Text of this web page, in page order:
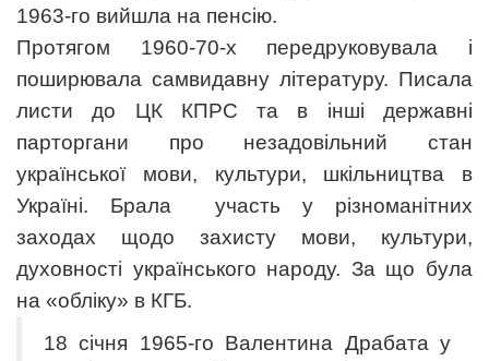
1963-го вийшла на пенсію.
Протягом 1960-70-х передруковувала і
поширювала самвидавну літературу. Писала
листи до ЦК КПРС та в інші державні
парторгани про незадовільний стан
української мови, культури, шкільництва в
Україні. Брала участь у різноманітних
заходах щодо захисту мови, культури,
духовності українського народу. За що була
на «обліку» в КГБ.
18 січня 1965-го Валентина Драбата у